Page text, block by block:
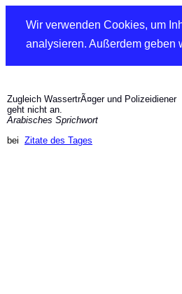
Wir verwenden Cookies, um
analysieren. Außerdem geben
Zugleich WassertrÃ¤ger und Polizeidiener
geht nicht an.
Arabisches Sprichwort
bei Zitate des Tages